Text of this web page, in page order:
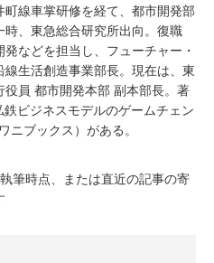
町線車掌研修を経て、都市開発部
時、東急総合研究所出向。復職
などを担当し、フューチャー・
生活創造事業部長。現在は、東
役員 都市開発本部 副本部長。著
ビジネスモデルのゲームチェン
ニブックス）がある。
筆時点、または直近の記事の寄